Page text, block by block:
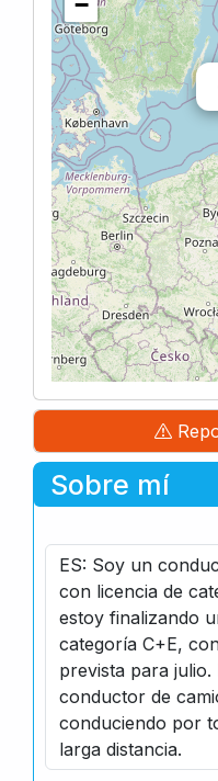
Sobre mí
ES: Soy un
con licencia de
estoy finalizando
categoría C+E,
prevista para
conductor de
conduciendo por
larga distancia.